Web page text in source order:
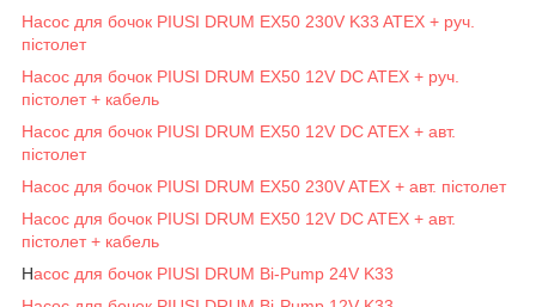
Насос для бочок PIUSI DRUM EX50 230V K33 ATEX + руч.
пістолет
Насос для бочок PIUSI DRUM EX50 12V DC ATEX + руч.
пістолет + кабель
Насос для бочок PIUSI DRUM EX50 12V DC ATEX + авт.
пістолет
Насос для бочок PIUSI DRUM EX50 230V ATEX + авт. пістолет
Насос для бочок PIUSI DRUM EX50 12V DC ATEX + авт.
пістолет + кабель
Насос для бочок PIUSI DRUM Bi-Pump 24V K33